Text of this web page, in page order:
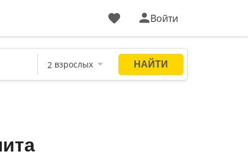
Войти